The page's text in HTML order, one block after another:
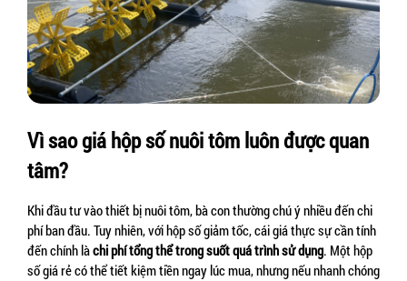
Vì sao giá hộp số nuôi tôm luôn được quan
tâm?
Khi đầu tư vào thiết bị nuôi tôm, bà con thường chú ý nhiều đến chi
phí ban đầu. Tuy nhiên, với hộp số giảm tốc, cái giá thực sự cần tính
đến chính là chi phí tổng thể trong suốt quá trình sử dụng. Một hộp
số giá rẻ có thể tiết kiệm tiền ngay lúc mua, nhưng nếu nhanh chóng